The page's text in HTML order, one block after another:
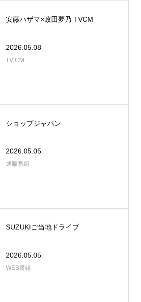
安藤ハザマ×政田夢乃 TVCM
2026.05.08
TV CM
ショップジャパン
2026.05.05
通販番組
SUZUKIご当地ドライブ
2026.05.05
WEB番組